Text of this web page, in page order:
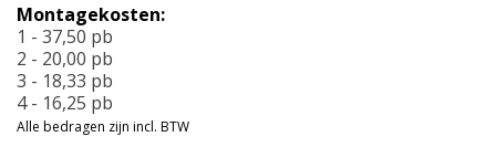
PT825
+
215/70
R15
109S
aantal
Montagekosten:
1 - 37,50 pb
2 - 20,00 pb
3 - 18,33 pb
4 - 16,25 pb
Alle bedragen zijn incl. BTW